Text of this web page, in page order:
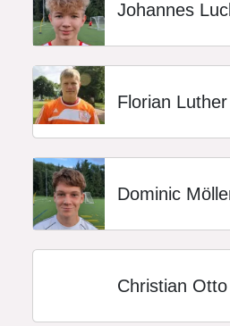
Johannes
Florian Luther
Dominic
Christian Otto